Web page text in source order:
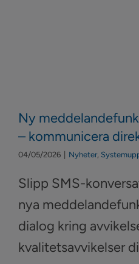
Ny
– kommunicera
04/05/2026 Nyheter,
Slipp SMS-
nya
dialog kring
kvalitetsavvikelser